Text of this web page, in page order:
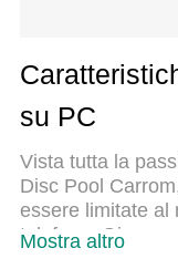
su PC
Vista tutta la
Disc Pool
essere limitate al
telefono. Gioca
Mostra altro